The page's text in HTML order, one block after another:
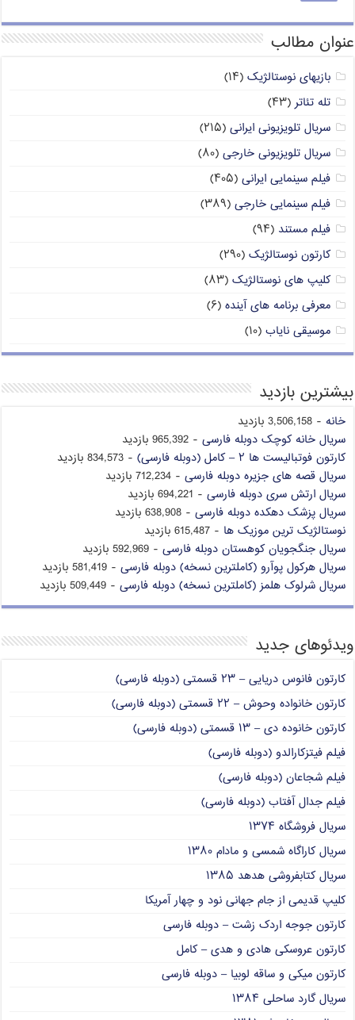
عنوان مطالب
بازیهای نوستالژیک (۱۴)
تله تئاتر (۴۳)
سریال تلویزیونی ایرانی (۲۱۵)
سریال تلویزیونی خارجی (۸۰)
فیلم سینمایی ایرانی (۴۰۵)
فیلم سینمایی خارجی (۳۸۹)
فیلم مستند (۹۴)
کارتون نوستالژیک (۲۹۰)
کلیپ های نوستالژیک (۸۳)
معرفی برنامه های آینده (۶)
موسیقی نایاب (۱۰)
بیشترین بازدید
خانه - 3,506,158 بازدید
سریال خانه کوچک دوبله فارسی - 965,392 بازدید
کارتون فوتبالیست ها ۲ – کامل (دوبله فارسی)
- 834,573 بازدید
سریال قصه های جزیره دوبله فارسی - 712,234 بازدید
سریال ارتش سری دوبله فارسی - 694,221 بازدید
سریال پزشک دهکده دوبله فارسی - 638,908 بازدید
نوستالژیک ترین موزیک ها - 615,487 بازدید
سریال جنگجویان کوهستان دوبله فارسی - 592,969 بازدید
سریال هرکول پوآرو (کاملترین نسخه) دوبله فارسی - 581,419 بازدید
سریال شرلوک هلمز (کاملترین نسخه) دوبله فارسی - 509,449 بازدید
ویدئوهای جدید
کارتون فانوس دریایی – ۲۳ قسمتی (دوبله فارسی)
کارتون خانواده وحوش – ۲۲ قسمتی (دوبله فارسی)
کارتون خانوده دی – ۱۳ قسمتی (دوبله فارسی)
فیلم فیتزکارالدو (دوبله فارسی)
فیلم شجاعان (دوبله فارسی)
فیلم جدال آفتاب (دوبله فارسی)
سریال فروشگاه ۱۳۷۴
سریال کاراگاه شمسی و مادام ۱۳۸۰
سریال کتابفروشی هدهد ۱۳۸۵
کلیپ قدیمی از جام جهانی نود و چهار آمریکا
کارتون جوجه اردک زشت – دوبله فارسی
کارتون عروسکی هادی و هدی – کامل
کارتون میکی و ساقه لوبیا – دوبله فارسی
سریال گارد ساحلی ۱۳۸۴